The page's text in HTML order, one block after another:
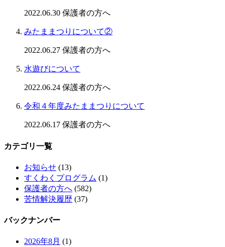
2022.06.30 保護者の方へ
みたままつりについて②
2022.06.27 保護者の方へ
水遊びについて
2022.06.24 保護者の方へ
令和４年度みたままつりについて
2022.06.17 保護者の方へ
カテゴリ一覧
お知らせ (13)
すくわくプログラム (1)
保護者の方へ (582)
苦情解決履歴 (37)
バックナンバー
2026年8月 (1)